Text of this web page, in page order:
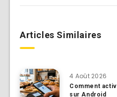
Articles Similaires
4 Août 2026
Comment
sur Android